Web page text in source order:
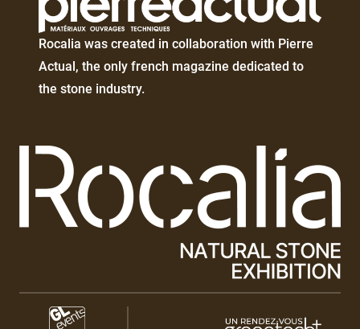
Éditeur
de
texte
Rocalia was created in collaboration with Pierre
Actual, the only french magazine dedicated to
the stone industry.
Paragraphes